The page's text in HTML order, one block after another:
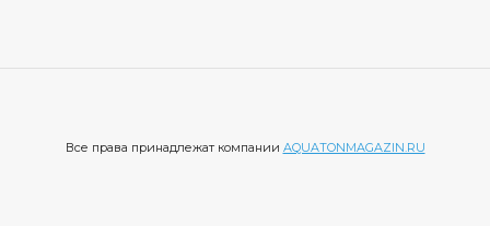
Все права принадлежат компании AQUATONMAGAZIN.RU